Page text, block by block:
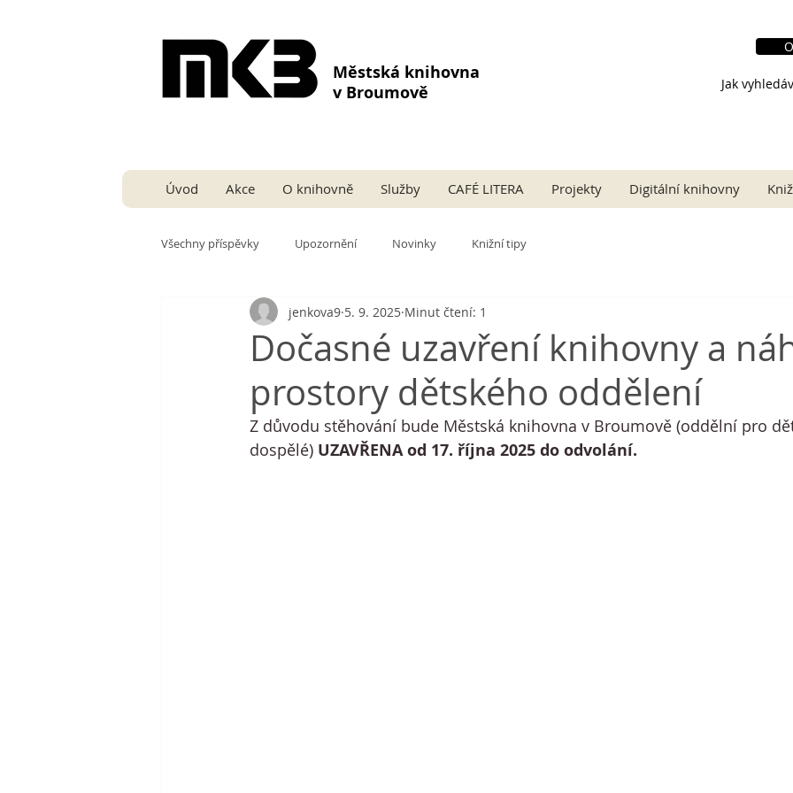
Městská knihovna
v Broumově
Jak
Úvod Akce O knihovně Služby CAFÉ LITERA Projekty Digitální knihovny
Všechny příspěvky Upozornění Novinky Knižní tipy
Dočasné uzavření knihovny a
prostory dětského oddělení
jenkova9 5. 9. 2025 Minut čtení: 1
Z důvodu stěhování bude Městská knihovna v Broumově (oddělní pro
dospělé) UZAVŘENA od 17. října 2025 do odvolání.